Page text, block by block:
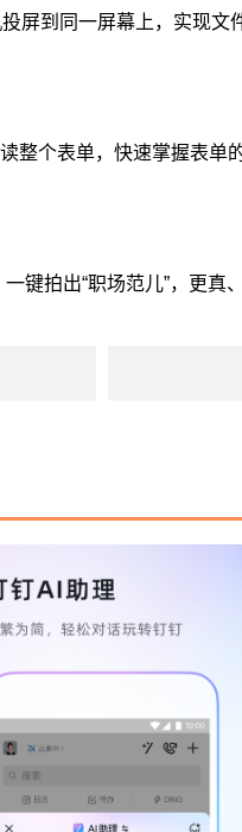
屏到同一屏幕上，实现文
整个表单，快速掌握表单
键拍出“职场范儿”，更真